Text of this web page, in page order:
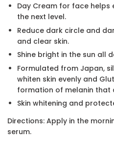
Day Cream for face helps
the next level.
Reduce dark circle and
and clear skin.
Shine bright in the sun all
Formulated from Japan,
whiten skin evenly and
formation of melanin that
Skin whitening and
Directions: Apply in the
serum.